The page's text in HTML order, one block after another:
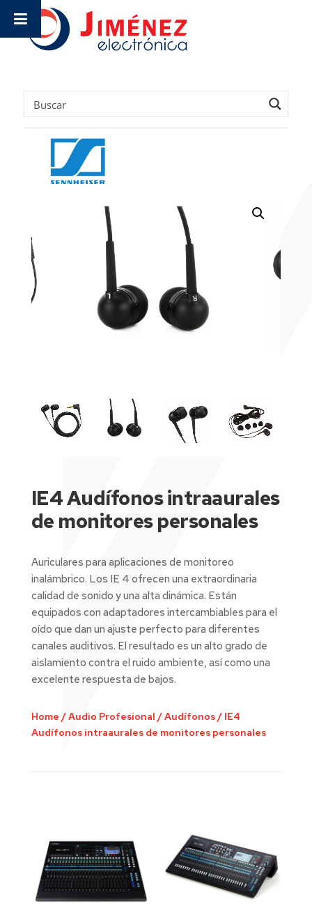
IE4 Audífonos intraaurales
de monitores personales
Auriculares para aplicaciones de monitoreo
inalámbrico. Los IE 4 ofrecen una extraordinaria
calidad de sonido y una alta dinámica. Están
equipados con adaptadores intercambiables para el
oído que dan un ajuste perfecto para diferentes
canales auditivos. El resultado es un alto grado de
aislamiento contra el ruido ambiente, así como una
excelente respuesta de bajos.
Home /Audio Profesional /Audífonos/ IE4
Audífonos intraaurales de monitores personales